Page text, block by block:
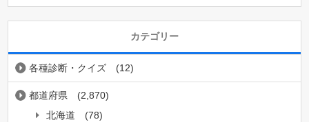
カテゴリー
各種診断・クイズ (12)
都道府県
(2,870)
北海道
(78)